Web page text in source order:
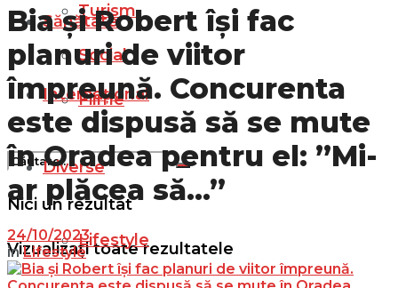
Turism
Social
Filme
Nici un rezultat
Vizualizați toate rezultatele
Sănătate
Internațional
Diverse
Lifestyle
Bia și Robert își fac
planuri de viitor
împreună. Concurenta
este dispusă să se mute
în Oradea pentru el: ”Mi-
ar plăcea să…”
24/10/2023
in Lifestyle